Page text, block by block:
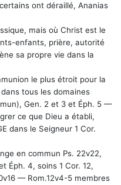
ont déraillé, Ananias
mais où Christ est le
enfants, prière, autorité
sa propre vie dans la
le plus étroit pour la
tous les domaines
Gen. 2 et 3 et Éph. 5 —
ce que Dieu a établi,
dans le Seigneur 1 Cor.
en commun Ps. 22v22,
Éph. 4, soins 1 Cor. 12,
— Rom.12v4-5 membres